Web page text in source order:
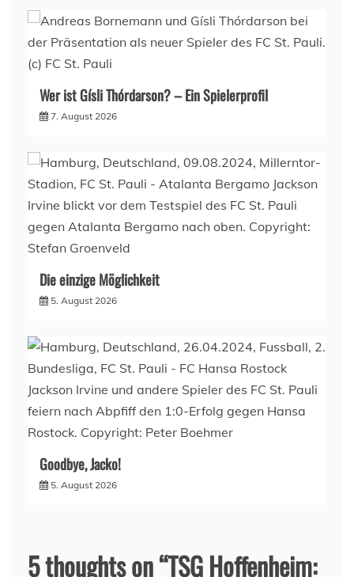
Wer ist Gísli Thórdarson? – Ein Spielerprofil
7. August 2026
Die einzige Möglichkeit
5. August 2026
Goodbye, Jacko!
5. August 2026
5 thoughts on “TSG Hoffenheim: